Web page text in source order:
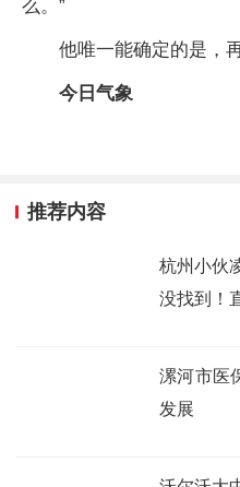
么。”
他唯一能确定的是，
今日气象
推荐内容
杭州小伙
没找到！
漯河市医
发展